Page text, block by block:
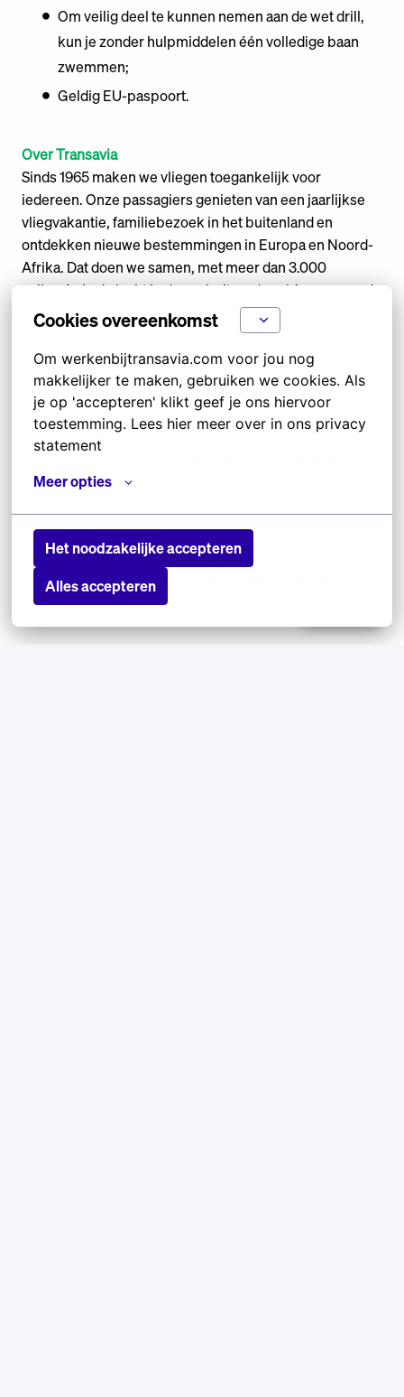
Cookies overeenkomst
Om werkenbijtransavia.com voor jou nog
makkelijker te maken, gebruiken we cookies. Als
je op 'accepteren' klikt geef je ons hiervoor
toestemming. Lees hier meer over in ons privacy
statement
Meer opties
Het noodzakelijke accepteren
Alles accepteren
Om veilig deel te kunnen nemen aan de wet drill,
kun je zonder hulpmiddelen één volledige baan
zwemmen;
Geldig EU-paspoort.
Over Transavia
Sinds 1965 maken we vliegen toegankelijk voor
iedereen. Onze passagiers genieten van een jaarlijkse
vliegvakantie, familiebezoek in het buitenland en
ontdekken nieuwe bestemmingen in Europa en Noord-
Afrika. Dat doen we samen, met meer dan 3.000
collega’s. In de lucht in de cockpit en de cabine, en aan de
grond bij de technische dienst en op kantoor. Met elkaar
gaan we voor een goede reis, een écht goede reis. Nu en
in de toekomst.
Klaar om te solliciteren?
Wij kijken uit naar jouw sollicitatie! Ben jij de B737NG
Intructeur (TRI/TRE) die een waardevolle aanvulling is
voor onze bases in Brussel? Solliciteer dan direct via de
Vragen over deze vacature? Neem contact op met
Graham McCarthy via
helpt je graag verder.